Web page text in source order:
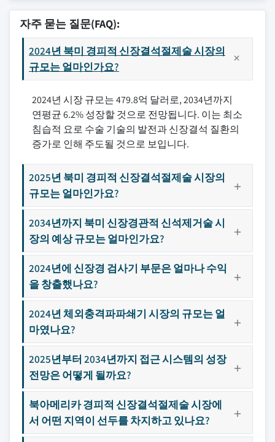
자주 묻는 질문(FAQ):
2024년 북미 경피적 신장결석절제술 시장의
규모는 얼마인가요?
2024년 시장 규모는 479.8억 달러로, 2034년까지
연평균 6.2% 성장할 것으로 전망됩니다. 이는 최소
침습적 요로 수술 기술의 발전과 신장결석 질환의
증가로 인해 주도될 것으로 보입니다.
2025년 북미 경피적 신장결석절제술 시장의
규모는 얼마인가요?
2034년까지 북미 신장경관적 신석제거술 시
장의 예상 규모는 얼마인가요?
2024년에 신장경 검사기 부문은 얼마나 수익
을 창출했나요?
2024년 체외충격파파쇄기 시장의 규모는 얼
마였나요?
2025년부터 2034년까지 접근 시스템의 성장
전망은 어떻게 될까요?
북아메리카 경피적 신장결석절제술 시장에
서 어떤 지역이 선두를 차지하고 있나요?